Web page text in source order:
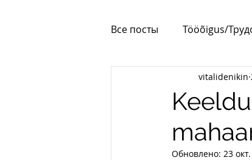
Все посты Tööõigus/
Korteriühistudvitalidenikin
Обновлено: 23